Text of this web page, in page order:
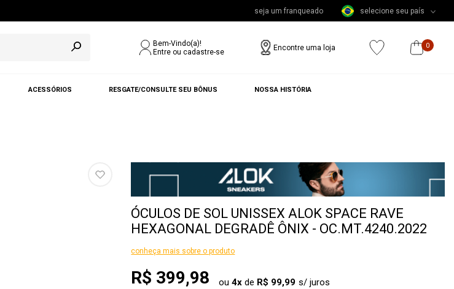
seja um franqueado selecione seu país
Bem-Vindo(a)!
Entre ou cadastre-se
Encontre uma loja 0
ACESSÓRIOS RESGATE/CONSULTE SEU BÔNUS NOSSA HISTÓRIA
ÓCULOS DE SOL UNISSEX ALOK SPACE RAVE
HEXAGONAL DEGRADÊ ÔNIX - OC.MT.4240.2022
conheça mais sobre o produto
R$ 399,98 ou4x de R$ 99,99